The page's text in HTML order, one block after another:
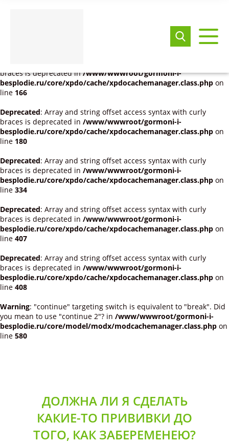
/www/wwwroot/gormoni-i-
besplodie.ru/core/model/modx/modresource.class.php
on line
braces is deprecated in/www/wwwroot/gormoni-i-
besplodie.ru/core/xpdo/cache/xpdocachemanager.class.php on
line 166
Deprecated: Array and string offset access syntax with curly
braces is deprecated in /www/wwwroot/gormoni-i-
besplodie.ru/core/xpdo/cache/xpdocachemanager.class.php on
line 180
Deprecated: Array and string offset access syntax with curly
braces is deprecated in /www/wwwroot/gormoni-i-
besplodie.ru/core/xpdo/cache/xpdocachemanager.class.php on
line 334
Deprecated: Array and string offset access syntax with curly
braces is deprecated in /www/wwwroot/gormoni-i-
besplodie.ru/core/xpdo/cache/xpdocachemanager.class.php on
line 407
Deprecated: Array and string offset access syntax with curly
braces is deprecated in /www/wwwroot/gormoni-i-
besplodie.ru/core/xpdo/cache/xpdocachemanager.class.php on
line 408
Warning: "continue" targeting switch is equivalent to "break". Did
you mean to use "continue 2"? in /www/wwwroot/gormoni-i-
besplodie.ru/core/model/modx/modcachemanager.class.php on
line 580
ДОЛЖНА ЛИ Я СДЕЛАТЬ
КАКИЕ-ТО ПРИВИВКИ ДО
ТОГО, КАК ЗАБЕРЕМЕНЕЮ?